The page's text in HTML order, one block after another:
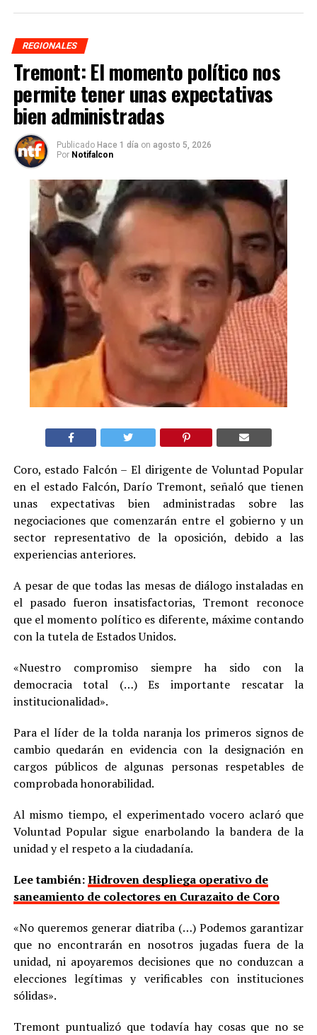
REGIONALES
Tremont: El momento político nos
permite tener unas expectativas
bien administradas
Publicado Hace 1 día on agosto 5, 2026
Por Notifalcon
Coro, estado Falcón – El dirigente de Voluntad Popular
en el estado Falcón, Darío Tremont, señaló que tienen
unas expectativas bien administradas sobre las
negociaciones que comenzarán entre el gobierno y un
sector representativo de la oposición, debido a las
experiencias anteriores.
A pesar de que todas las mesas de diálogo instaladas en
el pasado fueron insatisfactorias, Tremont reconoce
que el momento político es diferente, máxime contando
con la tutela de Estados Unidos.
«Nuestro compromiso siempre ha sido con la
democracia total (…) Es importante rescatar la
institucionalidad».
Para el líder de la tolda naranja los primeros signos de
cambio quedarán en evidencia con la designación en
cargos públicos de algunas personas respetables de
comprobada honorabilidad.
Al mismo tiempo, el experimentado vocero aclaró que
Voluntad Popular sigue enarbolando la bandera de la
unidad y el respeto a la ciudadanía.
Lee también:Hidroven despliega operativo de
saneamiento de colectores en Curazaito de Coro
«No queremos generar diatriba (…) Podemos garantizar
que no encontrarán en nosotros jugadas fuera de la
unidad, ni apoyaremos decisiones que no conduzcan a
elecciones legítimas y verificables con instituciones
sólidas».
Tremont puntualizó que todavía hay cosas que no se